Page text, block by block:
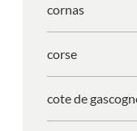
cornas
corse
cote de